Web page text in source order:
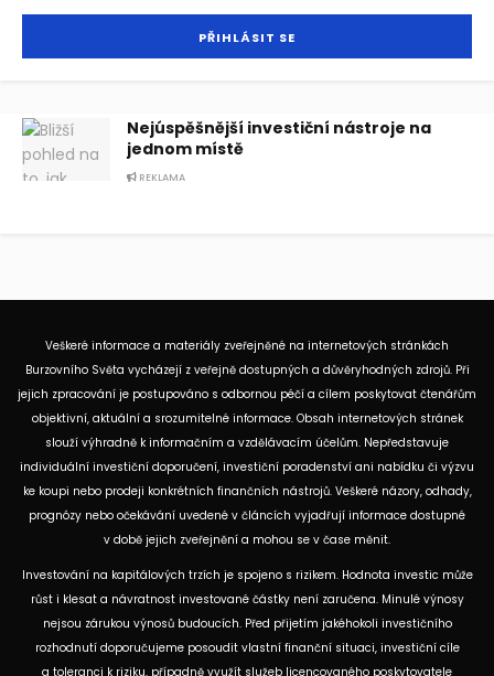
Nejúspěšnější investiční nástroje na
jednom místě
REKLAMA
Veškeré informace a materiály zveřejněné na internetových stránkách
Burzovního Světa vycházejí z veřejně dostupných a důvěryhodných zdrojů. Při
jejich zpracování je postupováno s odbornou péčí a cílem poskytovat čtenářům
objektivní, aktuální a srozumitelné informace. Obsah internetových stránek
slouží výhradně k informačním a vzdělávacím účelům. Nepředstavuje
individuální investiční doporučení, investiční poradenství ani nabídku či výzvu
ke koupi nebo prodeji konkrétních finančních nástrojů. Veškeré názory, odhady,
prognózy nebo očekávání uvedené v článcích vyjadřují informace dostupné
v době jejich zveřejnění a mohou se v čase měnit.
Investování na kapitálových trzích je spojeno s rizikem. Hodnota investic může
růst i klesat a návratnost investované částky není zaručena. Minulé výnosy
nejsou zárukou výnosů budoucích. Před přijetím jakéhokoli investičního
rozhodnutí doporučujeme posoudit vlastní finanční situaci, investiční cíle
a toleranci k riziku, případně využít služeb licencovaného poskytovatele